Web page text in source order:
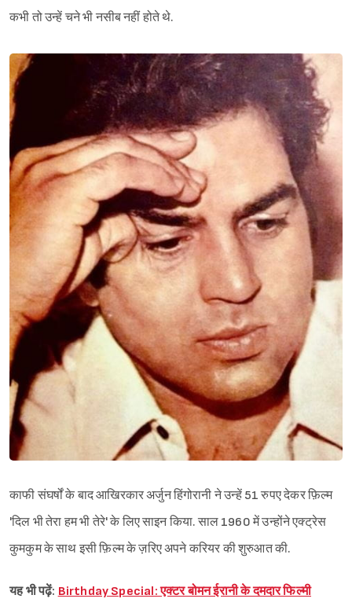
कभी तो उन्हें चने भी नसीब नहीं होते थे.
काफी संघर्षों के बाद आखिरकार अर्जुन हिंगोरानी ने उन्हें 51 रुपए देकर फ़िल्म
'दिल भी तेरा हम भी तेरे' के लिए साइन किया. साल 1960 में उन्होंने एक्ट्रेस
कुमकुम के साथ इसी फ़िल्म के ज़रिए अपने करियर की शुरुआत की.
यह भी पढ़ें: Birthday Special: एक्टर बोमन ईरानी के दमदार फिल्मी